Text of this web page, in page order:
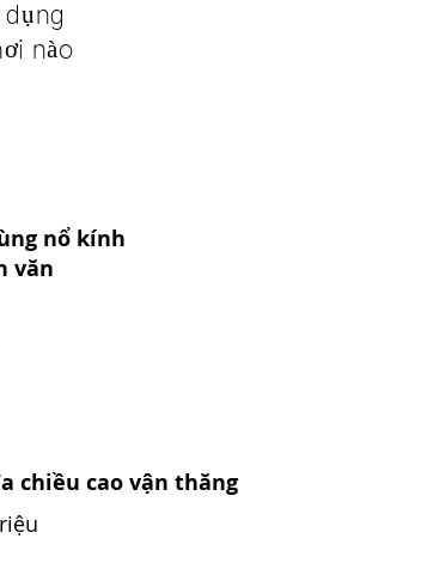
nào
nổ kính
văn
chiều cao vận thăng